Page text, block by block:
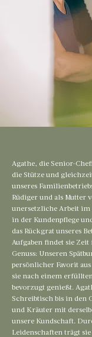
Agathe, die Senior-
die Stütze und
unseres
Rüdiger und als Mutter
unersetzliche Arbeit
in der Kundenpflege
das Rückgrat unseres
Aufgaben findet sie
Genuss: Unseren
persönlicher Favorit
sie nach einem
bevorzugt genießt.
Schreibtisch bis in den
und Kräuter mit
unsere Kundschaft.
Leidenschaften trägt